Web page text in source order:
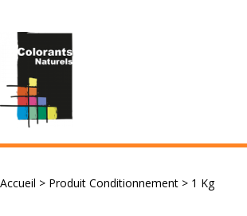
Accueil > Produit Conditionnement > 1 Kg